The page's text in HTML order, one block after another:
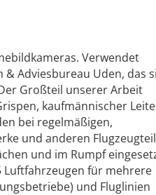
Verwendet
Adviesbureau Uden, das
Großteil unserer Arbeit
kaufmännischer
bei regelmäßigen,
und anderen
und im Rumpf
Luftfahrzeugen für mehrere
und Fluglinien